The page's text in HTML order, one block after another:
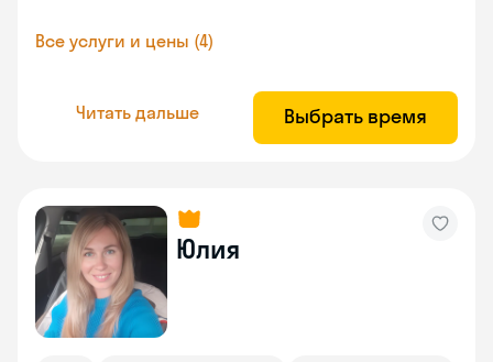
Все услуги и цены (4)
Читать дальше Выбрать время
Юлия